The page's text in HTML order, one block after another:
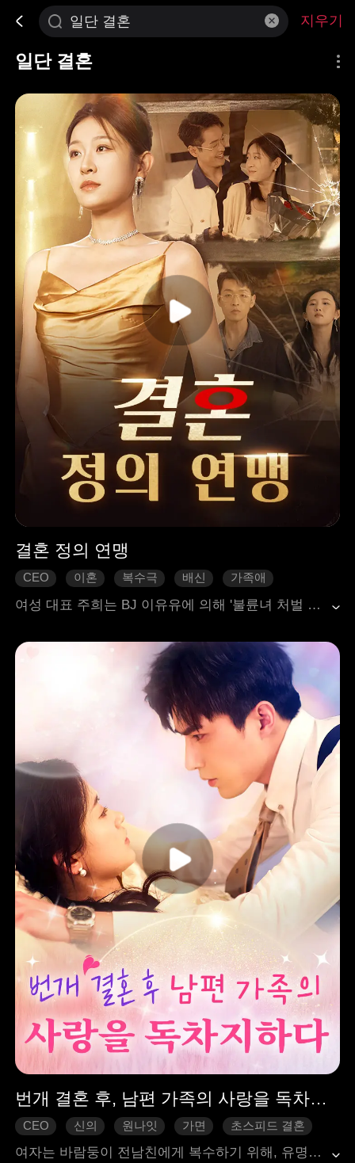
지우기
일단 결혼
결혼 정의 연맹
CEO 이혼 복수극 배신
가족애
현대 도시
여성 대표 주희는 BJ 이유유에 의해 '불륜녀 처벌 연맹'을 이끌고 집으로 찾아왔다. 이유유는 자신이 원래 배우자라고 주장했고, 주희는 그녀의 감정에 개입한 내연녀라고 주장하면서 순식간에 대중의 분노를 불러일으켰다. 주희의 호화로운 저택이 파괴되었고, 남편 오엽이 현장에 와서도 이유유와의 관계를 인정하지 않으려 하자 주희는 갑자기 정신을 차렸다. 그녀의 결혼 뒤에는 더 큰 음모가 숨어 있는 것 같다고 느겼다. 주희는 원래 배우자였으나 내연녀에게 맞아 내연녀가 되었다. 그녀는 화를 참지 못하고 반격을 선택했으며, 절친도 오엽과 비밀스러운 관계를 인 것 같았다. 남편과 두 명의 내연녀가 손을 잡고 주희를 함정에 빠뜨려 그녀의 모든 것을 잃게 하려고 한다...
번개 결혼 후, 남편 가족의 사랑을 독차지하다
CEO 신의 원나잇 가면
초스피드 결혼
사랑둥이
달달물
여자는 바람둥이 전남친에게 복수하기 위해, 유명한 재벌 도련님이 자신의 남자친구라고 거짓말을 했다. 그런데 이 말을 우연히 남자가 직접 듣게 되었고, 그녀를 집으로 데려가 병든 할머니의 건강을 기원하며 결혼을 서둘렀다. 처음에는 할머니의 병이 나으면 각자의 길을 가기로 약속했지만, 함께 지내는 동안 두 사람은 사랑에 빠지게 되었고, 남자는 우연히 여자가 자신이 오랫동안 찾아 헤매던 전설적인 명의라는 사실을 알게 되었다. 그렇게 두 사람은 운명처럼 행복한 결혼으로 이어졌다.